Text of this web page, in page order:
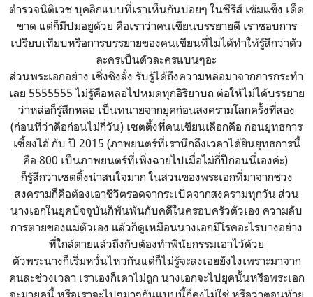
ตำรวจนิติเวช บุคลิกแบบที่เราเห็นกันบ่อยๆ ในซีรีส์ เข้มแข็ง เด็ด
ขาด แต่ก็มีปมอยู่ด้วย คือเราว่าคนเขียนบรรยายดี เราชอบการ
เปรียบเทียบหรือการบรรยายของคนเขียนที่ไม่ได้ทำให้รู้สึกว่าตัว
ละครเป็นตัวละครแบนๆอะ
ส่วนพระเอกอย่าง เชิ่งชิงลั่ง รับรู้ได้ถึงความหล่อมาจากการกระทำ
เลย 5555555 ไม่รู้คือหล่อไปหมดทุกอิริยาบถ ต่อให้ไม่ได้บรรยาย
ว่าหล่อก็รู้สึกหล่อ เป็นทนายจากยุคก่อนสงครามโลกครั้งที่สอง
(ก่อนที่ว่าคือก่อนไม่กี่วัน) เซตติ้งที่คนเขียนเลือกคือ ก่อนยุทธการ
เซี้ยงไฮ้ กับ ปี 2015 (ภาพยนตร์ที่เรานึกถึงเวลาได้ยินยุทธการนี้
คือ 800 เป็นภาพยนตร์ที่เพิ่งฉายไปเมื่อไม่กี่ปีก่อนนี่เองค่ะ)
ก็รู้สึกว่าเซตติ้งน่าสนใจมาก ในส่วนของพระเอกที่มาจากช่วง
สงครามก็คือต้องเอาชีวิตรอดจากระเบิดจากสงครามทุกวัน ส่วน
นางเอกในยุคปัจจุบันก็พันพันกับคดีในครอบครัวตัวเอง ความลับ
การตายของแม่ตัวเอง แล้วก็ดูเหมือนนางเอกมีโรคอะไรบางอย่าง
ที่ใกล้ตายแล้วถึงกับต้องทำพินัยกรรมเอาไว้ด้วย
ตัวพระนางก็เริ่มหวั่นไหวกันแต่ก็ไม่รู้จะลงเอยยังไงเพราะมาจาก
คนละช่วงเวลา เราเองก็เดาไม่ถูก นางเอกจะไปยุคนั้นหรือพระเอก
จะมายุคนี้ หรือเราจะไปๆมาๆกันแบบนี้ก็คงไม่ใช่ หรือว่าตอนท้าย